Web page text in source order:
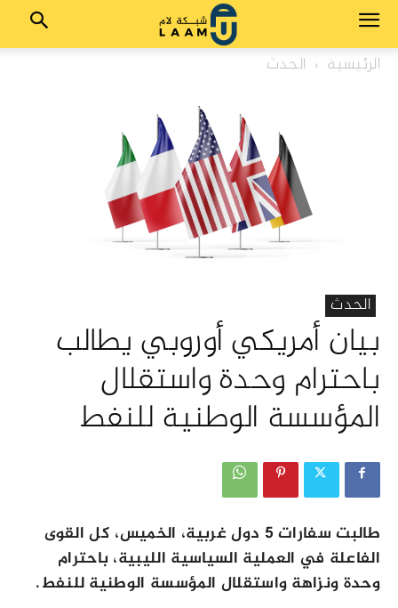
الرئيسية الحدث
الحدث
بيان أمريكي أوروبي يطالب
باحترام وحدة واستقلال
المؤسسة الوطنية للنفط
طالبت سفارات 5 دول غربية، الخميس، كل القوى
الفاعلة في العملية السياسية الليبية، باحترام
وحدة ونزاهة واستقلال المؤسسة الوطنية للنفط.